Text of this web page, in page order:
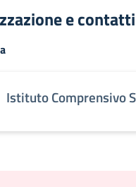
e contatti
Istituto Comprensivo